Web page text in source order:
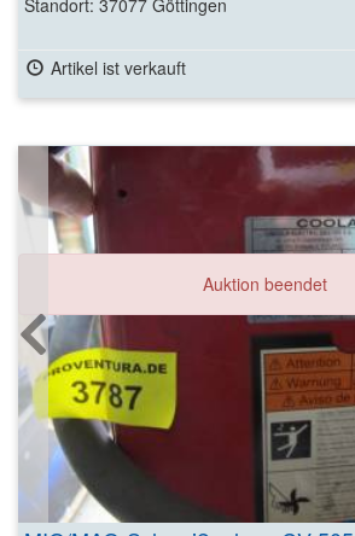
Artikel ist verkauft
Auktion beendet